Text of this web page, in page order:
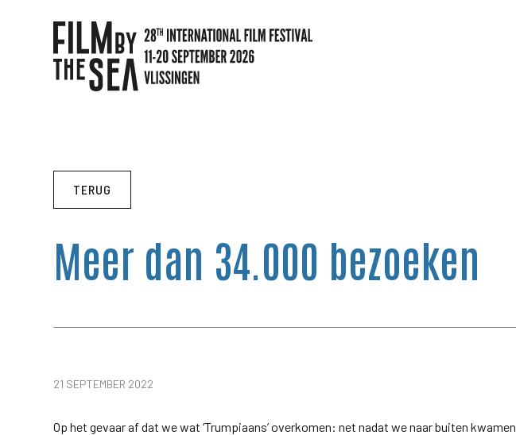
TERUG
Meer dan 34.000 bezoeken
21 SEPTEMBER 2022
Op het gevaar af dat we wat ‘Trumpiaans’ overkomen: net nadat we naar buiten kwamen